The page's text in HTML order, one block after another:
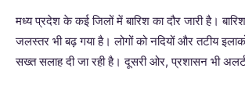
मध्य प्रदेश के कई जिलों में बारिश का दौर जारी है।
जलस्तर भी बढ़ गया है। लोगों को नदियों और तटीय
सख्त सलाह दी जा रही है। दूसरी ओर, प्रशासन भी